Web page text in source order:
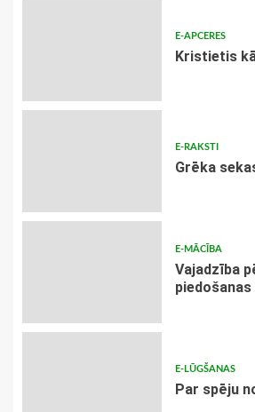
E-APCERES
Kristietis
E-RAKSTI
Grēka
E-MĀCĪBA
Vajadzība
E-LŪGŠANAS
Par spēju